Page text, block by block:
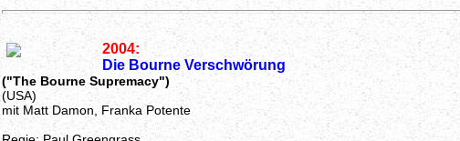
2004:
Die Bourne Verschwörung
("The Bourne Supremacy")
(USA)
mit Matt Damon, Franka Potente